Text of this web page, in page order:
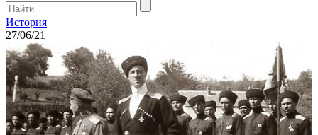
История
27/06/21